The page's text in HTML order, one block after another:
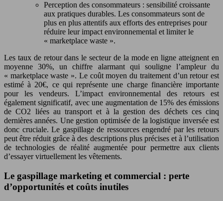
Perception des consommateurs : sensibilité croissante
aux pratiques durables. Les consommateurs sont de
plus en plus attentifs aux efforts des entreprises pour
réduire leur impact environnemental et limiter le
« marketplace waste ».
Les taux de retour dans le secteur de la mode en ligne atteignent en
moyenne 30%, un chiffre alarmant qui souligne l’ampleur du
« marketplace waste ». Le coût moyen du traitement d’un retour est
estimé à 20€, ce qui représente une charge financière importante
pour les vendeurs. L’impact environnemental des retours est
également significatif, avec une augmentation de 15% des émissions
de CO2 liées au transport et à la gestion des déchets ces cinq
dernières années. Une gestion optimisée de la logistique inversée est
donc cruciale. Le gaspillage de ressources engendré par les retours
peut être réduit grâce à des descriptions plus précises et à l’utilisation
de technologies de réalité augmentée pour permettre aux clients
d’essayer virtuellement les vêtements.
Le gaspillage marketing et commercial : perte
d’opportunités et coûts inutiles